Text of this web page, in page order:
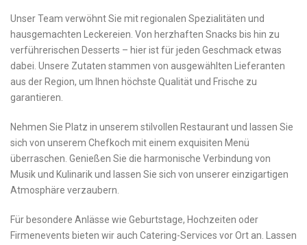
Unser Team verwöhnt Sie mit regionalen Spezialitäten und
hausgemachten Leckereien. Von herzhaften Snacks bis ⁣hin ⁤zu
verführerischen‌ Desserts – hier ist ⁣für ⁢jeden Geschmack etwas
dabei. Unsere Zutaten⁢ stammen von⁢ ausgewählten Lieferanten⁣
aus der Region, um Ihnen höchste Qualität und Frische zu‍
garantieren.
Nehmen Sie‍ Platz ⁣in unserem ‍stilvollen Restaurant und‍ lassen Sie
sich von unserem Chefkoch ​mit einem exquisiten Menü
überraschen. Genießen Sie‍ die ⁢harmonische Verbindung‌ von
Musik⁤ und ⁤Kulinarik und lassen ⁣Sie sich von unserer einzigartigen⁤
Atmosphäre verzaubern.
Für⁤ besondere Anlässe‍ wie Geburtstage, Hochzeiten oder
Firmenevents bieten wir auch Catering-Services‍ vor Ort an. Lassen